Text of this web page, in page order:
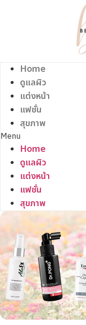
Home
ดูแลผิว
แต่งหน้า
แฟชั่น
สุขภาพ
Menu
Home
ดูแลผิว
แต่งหน้า
แฟชั่น
สุขภาพ